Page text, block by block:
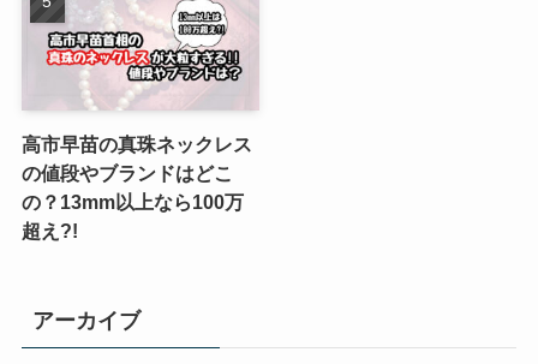
高市早苗の真珠ネックレス
の値段やブランドはどこ
の？13mm以上なら100万
超え?!
アーカイブ